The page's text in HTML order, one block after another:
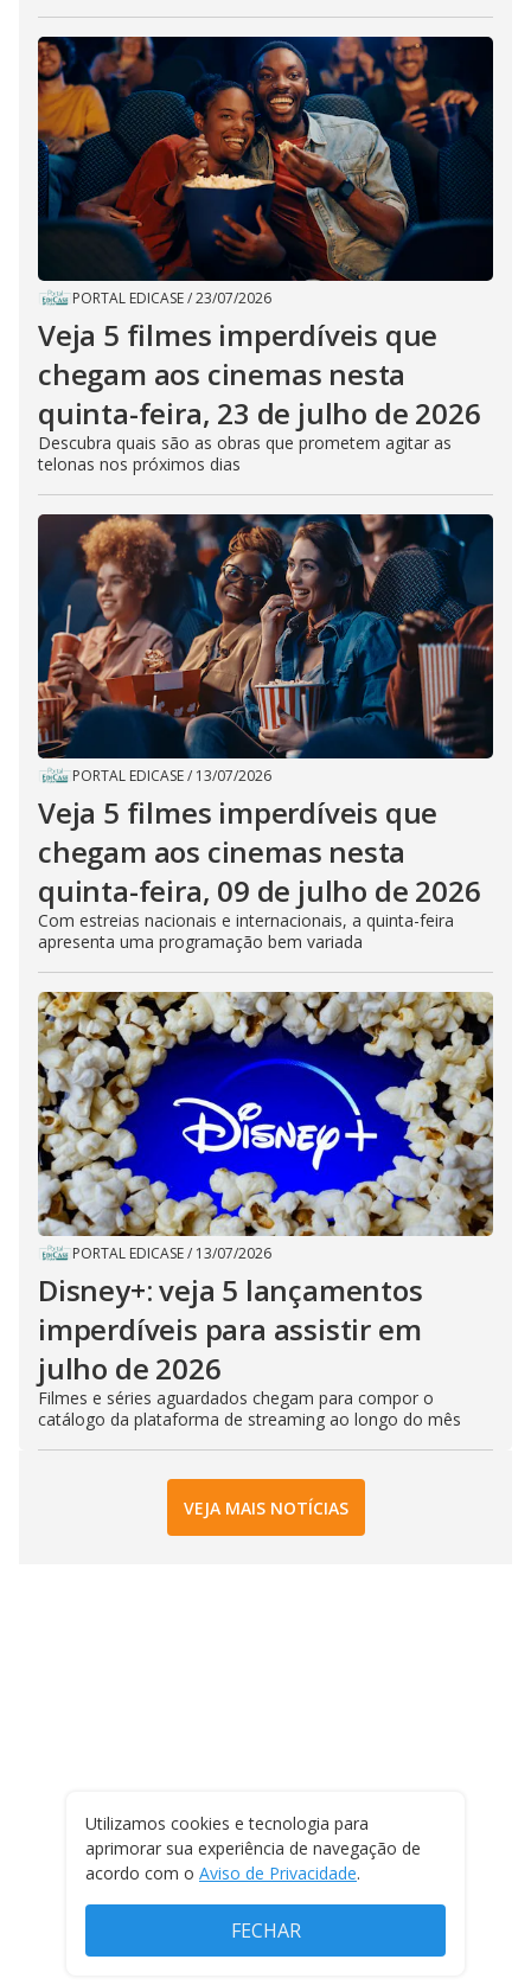
PORTAL EDICASE/23/07/2026
Veja 5 filmes imperdíveis que
chegam aos cinemas nesta
quinta-feira, 23 de julho de 2026
Descubra quais são as obras que prometem agitar as
telonas nos próximos dias
PORTAL EDICASE/ 13/07/2026
Veja 5 filmes imperdíveis que
chegam aos cinemas nesta
quinta-feira, 09 de julho de 2026
Com estreias nacionais e internacionais, a quinta-feira
apresenta uma programação bem variada
PORTAL EDICASE/ 13/07/2026
Disney+: veja 5 lançamentos
imperdíveis para assistir em
julho de 2026
Filmes e séries aguardados chegam para compor o
catálogo da plataforma de streaming ao longo do mês
VEJA MAIS NOTÍCIAS
Utilizamos cookies e tecnologia para
aprimorar sua experiência de navegação de
acordo com o Aviso de Privacidade.
FECHAR